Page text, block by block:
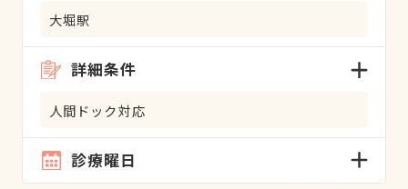
大堀駅
詳細条件
人間ドック対応
診療曜日